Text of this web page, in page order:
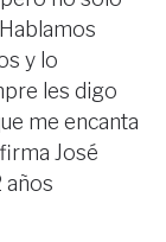
y lo
les digo
me encanta
José
años